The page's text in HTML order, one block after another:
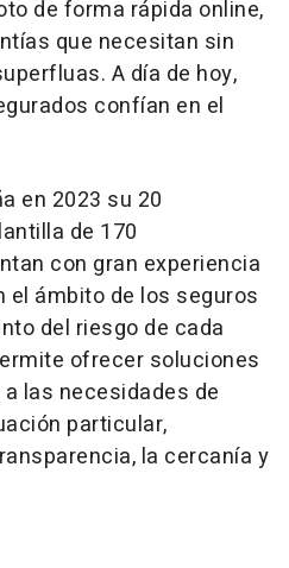
de forma rápida online,
que necesitan sin
A día de hoy,
confían en el
en 2023 su 20
de 170
con gran experiencia
ámbito de los seguros
del riesgo de cada
ofrecer soluciones
las necesidades de
particular,
la cercanía y